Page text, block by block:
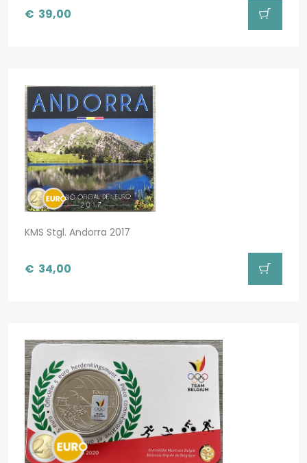
€ 39,00
KMS Stgl. Andorra 2017
€ 34,00